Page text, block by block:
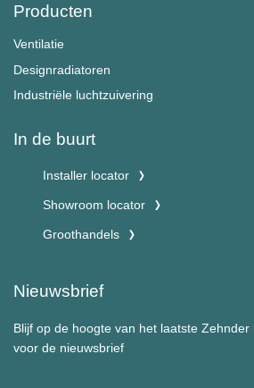
Producten
Ventilatie
Designradiatoren
Industriële luchtzuivering
In de buurt
Installer locator
Showroom locator
Groothandels
Nieuwsbrief
Blijf op de hoogte van het laatste Zehnder
voor de nieuwsbrief